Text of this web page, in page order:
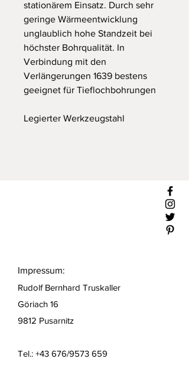
stationärem Einsatz. Durch sehr
geringe Wärmeentwicklung
unglaublich hohe Standzeit bei
höchster Bohrqualität. In
Verbindung mit den
Verlängerungen 1639 bestens
geeignet für Tieflochbohrungen
Legierter Werkzeugstahl
Impressum:
Rudolf Bernhard Truskaller
Göriach 16
9812 Pusarnitz
Tel.: +43 676/9573 659